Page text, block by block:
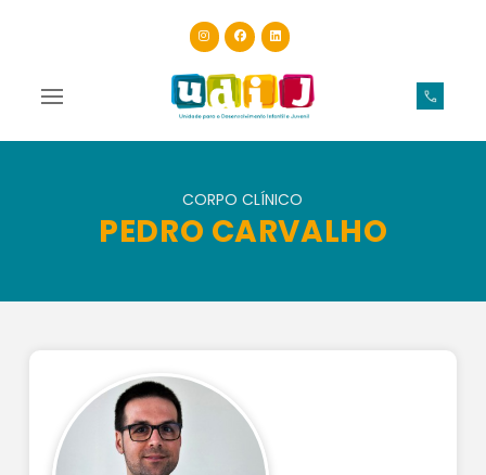
CORPO CLÍNICO
PEDRO CARVALHO